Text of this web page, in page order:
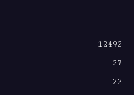
12492
27
22